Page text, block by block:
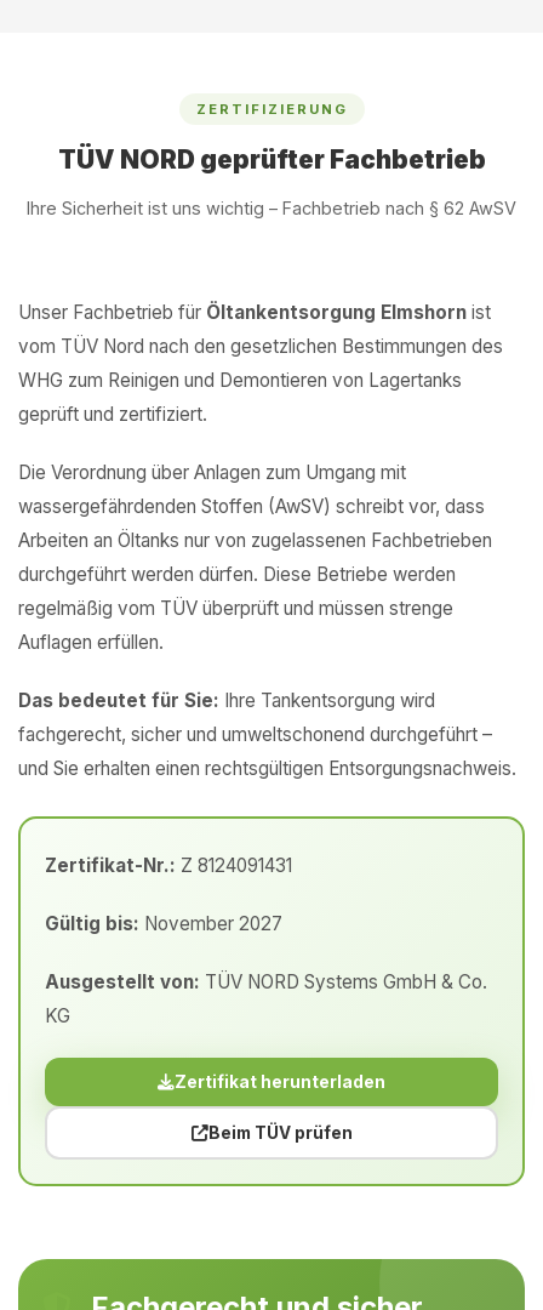
ZERTIFIZIERUNG
TÜV NORD geprüfter Fachbetrieb
Ihre Sicherheit ist uns wichtig – Fachbetrieb nach § 62 AwSV
Unser Fachbetrieb für Öltankentsorgung Elmshorn ist
vom TÜV Nord nach den gesetzlichen Bestimmungen des
WHG zum Reinigen und Demontieren von Lagertanks
geprüft und zertifiziert.
Die Verordnung über Anlagen zum Umgang mit
wassergefährdenden Stoffen (AwSV) schreibt vor, dass
Arbeiten an Öltanks nur von zugelassenen Fachbetrieben
durchgeführt werden dürfen. Diese Betriebe werden
regelmäßig vom TÜV überprüft und müssen strenge
Auflagen erfüllen.
Das bedeutet für Sie: Ihre Tankentsorgung wird
fachgerecht, sicher und umweltschonend durchgeführt –
und Sie erhalten einen rechtsgültigen Entsorgungsnachweis.
Zertifikat-Nr.: Z 8124091431
Gültig bis: November 2027
Ausgestellt von: TÜV NORD Systems GmbH & Co.
KG
Zertifikat herunterladen
Beim TÜV prüfen